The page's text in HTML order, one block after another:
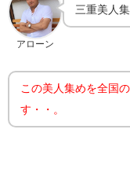
アローン
三重美人
この美人集めを全国
す・・。